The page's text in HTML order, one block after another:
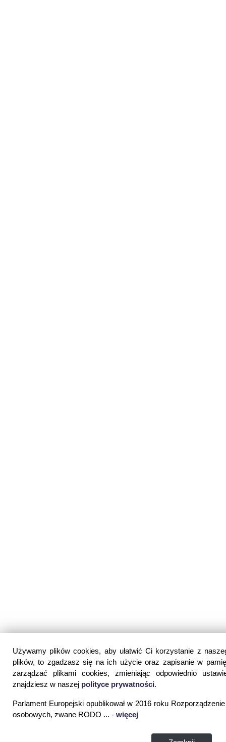
Używamy plików cookies, aby ułatwić Ci korzystanie z
plików, to zgadzasz się na ich użycie oraz zapisanie w
zarządzać plikami cookies, zmieniając odpowiednio
znajdziesz w naszej polityce prywatności.
Parlament Europejski opublikował w 2016 roku
osobowych, zwane RODO ... - więcej